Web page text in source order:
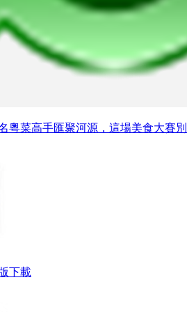
粵菜高手匯聚河源，這場美食大賽
下載